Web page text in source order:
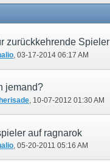
zurückkehrende Spieler
‎, 03-17-2014 06:17 AM
jemand?
‎, 10-07-2012 01:30 AM
auf ragnarok
‎, 05-20-2011 05:16 AM